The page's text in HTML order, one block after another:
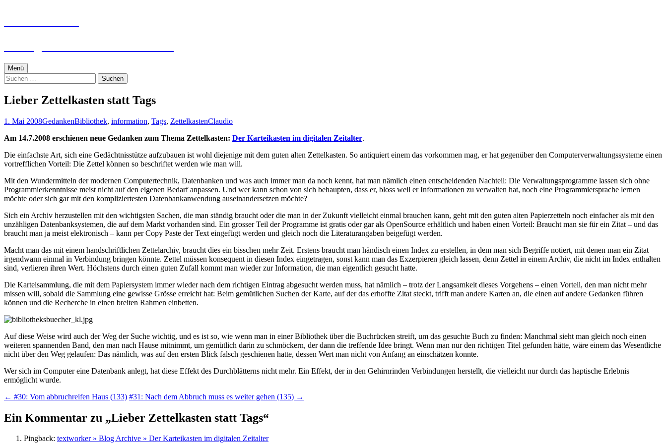
Menü
Suchen
nach:
Lieber Zettelkasten statt Tags
1. Mai 2008GedankenBibliothek, information, Tags, ZettelkastenClaudio
Am 14.7.2008 erschienen neue Gedanken zum Thema Zettelkasten: Der Karteikasten im digitalen Zeitalter.
Die einfachste Art, sich eine Gedächtnisstütze aufzubauen ist wohl diejenige mit dem guten alten Zettelkasten. So antiquiert einem das vorkommen mag, er hat gegenüber den Computerverwaltungssysteme einen
vortrefflichen Vorteil: Die Zettel können so beschriftet werden wie man will.
Mit den Wundermitteln der modernen Computertechnik, Datenbanken und was auch immer man da noch kennt, hat man nämlich einen entscheidenden Nachteil: Die Verwaltungsprogramme lassen sich ohne
Programmierkenntnisse meist nicht auf den eigenen Bedarf anpassen. Und wer kann schon von sich behaupten, dass er, bloss weil er Informationen zu verwalten hat, noch eine Programmiersprache lernen
möchte oder sich gar mit den kompliziertesten Datenbankanwendung auseinandersetzen möchte?
Sich ein Archiv herzustellen mit den wichtigsten Sachen, die man ständig braucht oder die man in der Zukunft vielleicht einmal brauchen kann, geht mit den guten alten Papierzetteln noch einfacher als mit den
unzähligen Datenbanksystemen, die auf dem Markt vorhanden sind. Ein grosser Teil der Programme ist gratis oder gar als OpenSource erhältlich und haben einen Vorteil: Braucht man sie für ein Zitat – und das
braucht man ja meist elektronisch – kann per Copy Paste der Text eingefügt werden und gleich noch die Literaturangaben beigefügt werden.
Macht man das mit einem handschriftlichen Zettelarchiv, braucht dies ein bisschen mehr Zeit. Erstens braucht man händisch einen Index zu erstellen, in dem man sich Begriffe notiert, mit denen man ein Zitat
irgendwann einmal in Verbindung bringen könnte. Zettel müssen konsequent in diesen Index eingetragen, sonst kann man das Exzerpieren gleich lassen, denn Zettel in einem Archiv, die nicht im Index enthalten
sind, verlieren ihren Wert. Höchstens durch einen guten Zufall kommt man wieder zur Information, die man eigentlich gesucht hatte.
Die Karteisammlung, die mit dem Papiersystem immer wieder nach dem richtigen Eintrag abgesucht werden muss, hat nämlich – trotz der Langsamkeit dieses Vorgehens – einen Vorteil, den man nicht mehr
missen will, sobald die Sammlung eine gewisse Grösse erreicht hat: Beim gemütlichen Suchen der Karte, auf der das erhoffte Zitat steckt, trifft man andere Karten an, die einen auf andere Gedanken führen
können und die Recherche in einen breiten Rahmen einbetten.
Auf diese Weise wird auch der Weg der Suche wichtig, und es ist so, wie wenn man in einer Bibliothek über die Buchrücken streift, um das gesuchte Buch zu finden: Manchmal sieht man gleich noch einen
weiteren spannenden Band, den man nach Hause mitnimmt, um gemütlich darin zu schmöckern, der dann die treffende Idee bringt. Wenn man nur den richtigen Titel gefunden hätte, wäre einem das Wesentliche
nicht über den Weg gelaufen: Das nämlich, was auf den ersten Blick falsch geschienen hatte, dessen Wert man nicht von Anfang an einschätzen konnte.
Wer sich im Computer eine Datenbank anlegt, hat diese Effekt des Durchblätterns nicht mehr. Ein Effekt, der in den Gehirnrinden Verbindungen herstellt, die vielleicht nur durch das haptische Erlebnis
ermöglicht wurde.
Beitragsnavigation
← #30: Vom abbruchreifen Haus (133) #31: Nach dem Abbruch muss es weiter gehen (135) →
Ein Kommentar zu „Lieber Zettelkasten statt Tags“
Pingback: textworker » Blog Archive » Der Karteikasten im digitalen Zeitalter